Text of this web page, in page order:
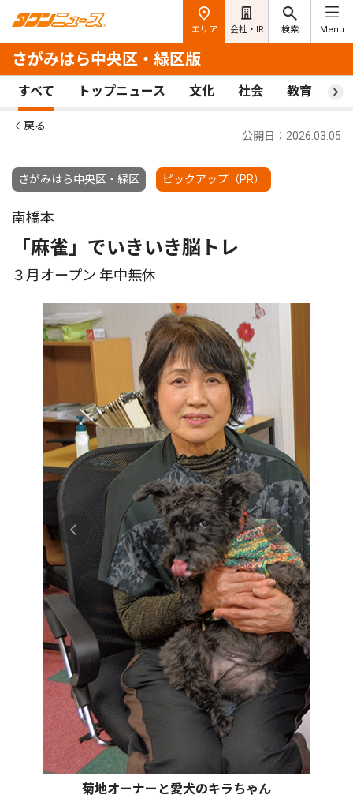
エリア 会社・IR 検索 Menu
さがみはら中央区・緑区版
すべて トップニュース 文化 社会 教育 ス
戻る
さがみはら中央区・緑区 ピックアップ（PR）
公開日：2026.03.05
南橋本
「麻雀」でいきいき脳トレ
３月オープン 年中無休
菊地オーナーと愛犬のキラちゃん